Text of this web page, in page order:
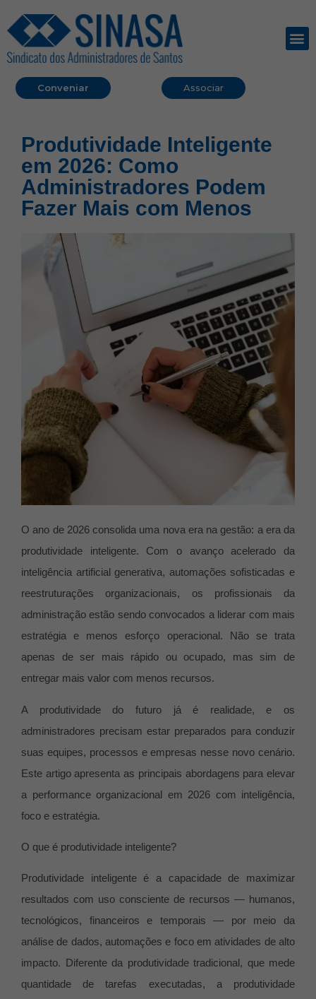
Conveniar Associar
Produtividade Inteligente
em 2026: Como
Administradores Podem
Fazer Mais com Menos
O ano de 2026 consolida uma nova era na gestão: a era da
produtividade inteligente. Com o avanço acelerado da
inteligência artificial generativa, automações sofisticadas e
reestruturações organizacionais, os profissionais da
administração estão sendo convocados a liderar com mais
estratégia e menos esforço operacional. Não se trata
apenas de ser mais rápido ou ocupado, mas sim de
entregar mais valor com menos recursos.
A produtividade do futuro já é realidade, e os
administradores precisam estar preparados para conduzir
suas equipes, processos e empresas nesse novo cenário.
Este artigo apresenta as principais abordagens para elevar
a performance organizacional em 2026 com inteligência,
foco e estratégia.
O que é produtividade inteligente?
Produtividade inteligente é a capacidade de maximizar
resultados com uso consciente de recursos — humanos,
tecnológicos, financeiros e temporais — por meio da
análise de dados, automações e foco em atividades de alto
impacto. Diferente da produtividade tradicional, que mede
quantidade de tarefas executadas, a produtividade